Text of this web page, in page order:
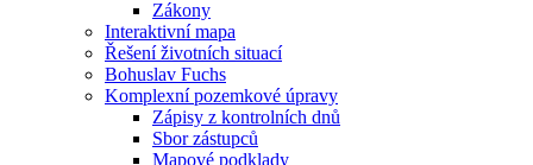
Zákony
Interaktivní mapa
Řešení životních situací
Bohuslav Fuchs
Komplexní pozemkové úpravy
Zápisy z kontrolních dnů
Sbor zástupců
Mapové podklady